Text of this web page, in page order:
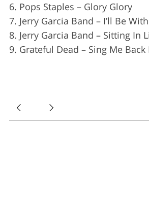
6. Pops Staples – Glory Glory
7. Jerry Garcia Band – I’ll Be
8. Jerry Garcia Band – Sitting In
9. Grateful Dead – Sing Me Back